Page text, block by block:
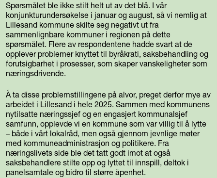
Spørsmålet ble ikke stilt helt ut av det blå. I vår
konjunkturundersøkelse i januar og august, så vi nemlig at
Lillesand kommune skilte seg negativt ut fra
sammenlignbare kommuner i regionen på dette
spørsmålet. Flere av respondentene hadde svart at de
opplever problemer knyttet til byråkrati, saksbehandling og
forutsigbarhet i prosesser, som skaper vanskeligheter som
næringsdrivende.
Å ta disse problemstillingene på alvor, preget derfor mye av
arbeidet i Lillesand i hele 2025. Sammen med kommunens
nytilsatte næringssjef og en engasjert kommunalsjef
samfunn, opplevde vi en kommune som var villig til å lytte
– både i vårt lokalråd, men også gjennom jevnlige møter
med kommuneadministrasjon og politikere. Fra
næringslivets side ble det tatt godt imot at også
saksbehandlere stilte opp og lyttet til innspill, deltok i
panelsamtale og bidro til større åpenhet.